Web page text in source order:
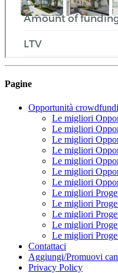
Pagine
Opportunità
Le migliori
Le migliori
Le migliori
Le migliori
Le migliori
Le migliori
Le migliori
Le migliori
Le migliori
Le migliori
Le migliori
Le migliori
Contattaci
Aggiungi/Promuovi
Privacy Policy